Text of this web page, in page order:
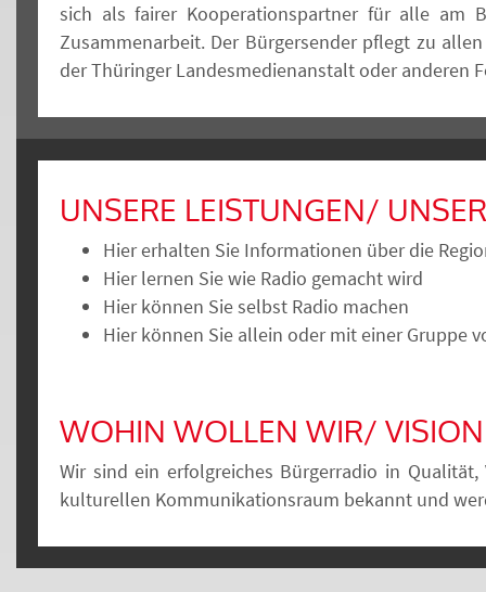
sich als fairer Kooperationspartner für alle am
Zusammenarbeit. Der Bürgersender pflegt zu
der Thüringer Landesmedienanstalt oder anderen
UNSERE LEISTUNGEN/
Hier erhalten Sie Informationen über die
Hier lernen Sie wie Radio gemacht wird
Hier können Sie selbst Radio machen
Hier können Sie allein oder mit einer Gruppe
WOHIN WOLLEN WIR/ VISION
Wir sind ein erfolgreiches Bürgerradio in
kulturellen Kommunikationsraum bekannt und